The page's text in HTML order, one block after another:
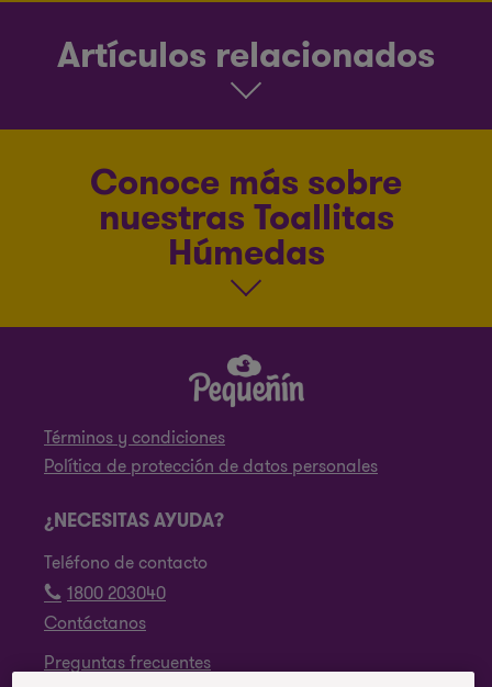
Artículos relacionados
Conoce más sobre
nuestras Toallitas
Húmedas
Términos y condiciones
Política de protección de datos personales
¿NECESITAS AYUDA?
Teléfono de contacto
1800 203040
Contáctanos
Preguntas frecuentes